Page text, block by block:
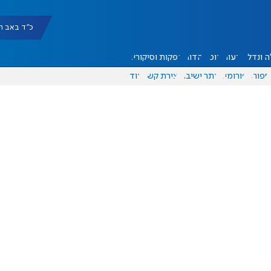
כ"ד באב תשפ"ו
ונדל"ן דעות אוכל יהדות הפקות וסיקורים
ספורט פורומים אתר ישיבה יצירת קשר עוד